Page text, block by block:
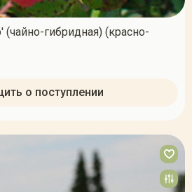
(чайно-гибридная) (красно-
о поступлении